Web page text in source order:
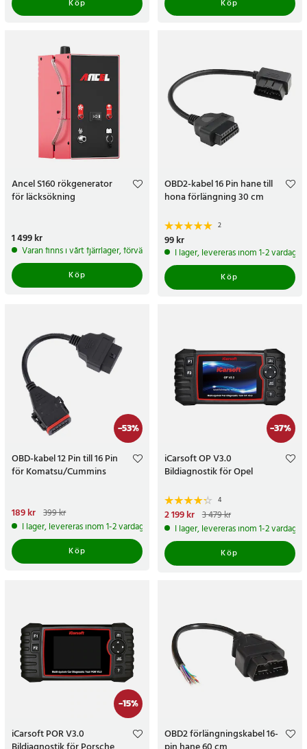
Köp
Köp
Ancel S160 rökgenerator
för läcksökning
Pris:1 499 kr
1 499 kr
Varan finns i vårt fjärrlager, förväntas skickas inom 5-7 arbetsdagar
Köp
OBD2-kabel 16 Pin hane till
hona förlängning 30 cm
2
Pris:
99 kr
I lager, levereras inom 1-2 vardagar
Köp
-53%
OBD-kabel 12 Pin till 16 Pin
för Komatsu/Cummins
Nuvarande pris
pris:399 kr
189 kr 399 kr
I lager, levereras inom 1-2 vardagar
Köp
-37%
iCarsoft OP V3.0
Bildiagnostik för Opel
4
Nuvarande pris:
2 199 krTidigare pris:3 479 kr
2 199 kr 3 479 kr
I lager, levereras inom 1-2 vardagar
Köp
-15%
iCarsoft POR V3.0
OBD2 förlängningskabel 16-